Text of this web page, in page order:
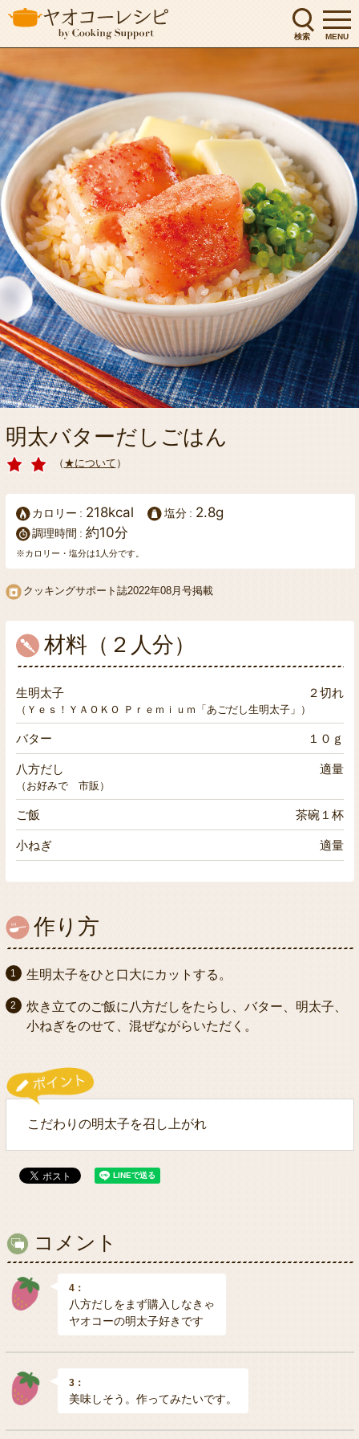
検索 MENU
明太バターだしごはん
（ ★について ）
カロリー 218kcal 塩分 2.8g
調理時間 約10分
※カロリー・塩分は1人分です。
クッキングサポート誌2022年08月号掲載
材料（２人分）
生明太子 ２切れ
（Ｙｅｓ！ＹＡＯＫＯ Ｐｒｅｍｉｕｍ「あごだし生明太子」）
バター １０ｇ
八方だし 適量
（お好みで 市販）
ご飯 茶碗１杯
小ねぎ 適量
作り方
生明太子をひと口大にカットする。
炊き立てのご飯に八方だしをたらし、バター、明太子、
小ねぎをのせて、混ぜながらいただく。
こだわりの明太子を召し上がれ
コメント
4：
八方だしをまず購入しなきゃ
ヤオコーの明太子好きです
3：
美味しそう。作ってみたいです。